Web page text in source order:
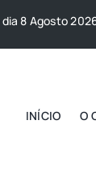
8 Agosto
INÍCIO O